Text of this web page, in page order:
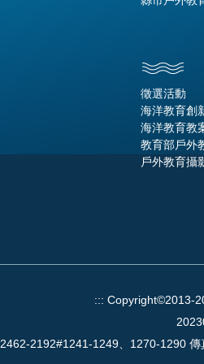
徵選活動
海洋教育創
海洋教育教
教育部戶外
戶外教育攝
::: Copyright©2013-
2192#1241-1249、1270-1290